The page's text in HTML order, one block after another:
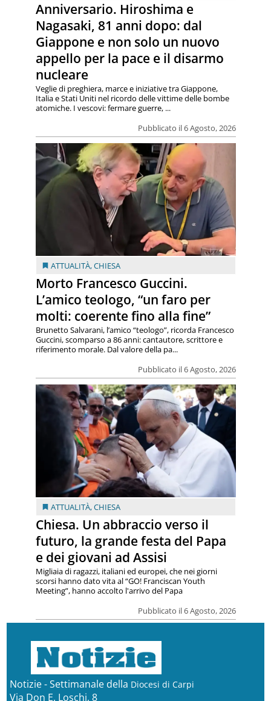
Anniversario. Hiroshima e
Nagasaki, 81 anni dopo: dal
Giappone e non solo un nuovo
appello per la pace e il disarmo
nucleare
Pubblicato il 6 Agosto, 2026
Veglie di preghiera, marce e iniziative tra Giappone,
Italia e Stati Uniti nel ricordo delle vittime delle bombe
atomiche. I vescovi: fermare guerre, ...
ATTUALITÀ,CHIESA
Morto Francesco Guccini.
L’amico teologo, “un faro per
molti: coerente fino alla fine”
Pubblicato il 6 Agosto, 2026
Brunetto Salvarani, l’amico “teologo”, ricorda Francesco
Guccini, scomparso a 86 anni: cantautore, scrittore e
riferimento morale. Dal valore della pa...
ATTUALITÀ,CHIESA
Chiesa. Un abbraccio verso il
futuro, la grande festa del Papa
e dei giovani ad Assisi
Pubblicato il 6 Agosto, 2026
Migliaia di ragazzi, italiani ed europei, che nei giorni
scorsi hanno dato vita al “GO! Franciscan Youth
Meeting”, hanno accolto l'arrivo del Papa
Notizie - Settimanale della Diocesi di Carpi
Via Don E. Loschi, 8